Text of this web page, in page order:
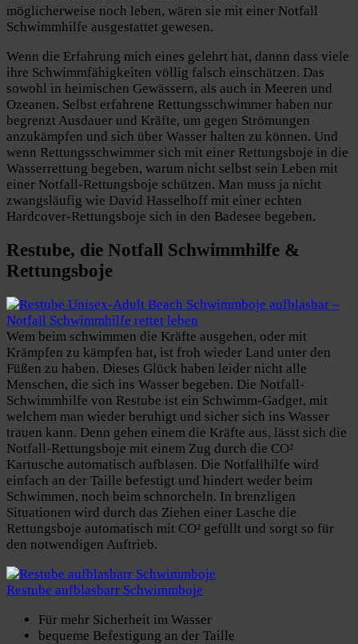
möglicherweise noch leben, wären sie mit einer Notfall
Schwimmhilfe ausgestattet gewesen.
Wenn die Erfahrung mich eines gelehrt hat, dannn dass viele
ihre Schwimmfähigkeiten völlig falsch einschätzen. Das
sowohl in heimischen Gewässern, als auch in Meeren und
Ozeanen. Selbst erfahrene Rettungsschwimmer haben nur
begrenzt Ausdauer und Kräfte, um gegen Strömungen
anzukämpfen und sich über Wasser halten zu können. Und
wenn Rettungsschwimmer sich mit einer Rettungsboje in die
Wasserrettung begeben, warum nicht selbst sein Leben mit
einer Notfall-Rettungsboje schützen. Man muss ja nicht
zwangsläufig wie David Hasselhoff mit einer echten
Hardcover-Rettungsboje sich in den Badesee begeben.
Restube, die Notfall Schwimmhilfe &
Rettungsboje
Wem beim schwimmen die Kräfte ausgehen, oder mit
Krämpfen zu kämpfen hat, ist froh wieder Land unter den
Füßen zu haben. Dieses Glück haben leider nicht alle
Menschen, die sich ins Wasser begeben. Die Notfall-
Schwimmhilfe von Restube ist ein Schwimm-Gadget, mit
welchem man wieder beruhigt und sicher sich ins Wasser
trauen kann. Denn gehen einem die Kräfte aus, lässt sich die
Notfall-Rettungsboje mit einem Zug durch die CO²
Kartusche automatisch aufblasen. Die Notfallhilfe wird
einfach an der Taille befestigt und hindert weder beim
Schwimmen, noch beim schnorcheln. In brenzligen
Situationen wird durch das Ziehen einer Lasche die
Rettungsboje automatisch mit CO² gefüllt und sorgt so für
den notwendigen Auftrieb.
Restube aufblasbarr Schwimmboje
Für mehr Sicherheit im Wasser
bequeme Befestigung an der Taille